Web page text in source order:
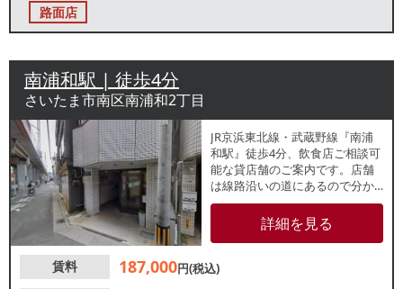
路面店
南浦和駅 | 徒歩4分
さいたま市南区南浦和2丁目
JR京浜東北線・武蔵野線『南浦
和駅』徒歩4分、飲食店ご相談可
能な貸店舗のご案内です。店舗
は線路沿いの道にあるので分か
りやすく、1階の路面のため視認
性あります。飲食・物販・事務
所におすすめ。業種等お気軽に
詳細を見る
賃料 187,000円(税込)